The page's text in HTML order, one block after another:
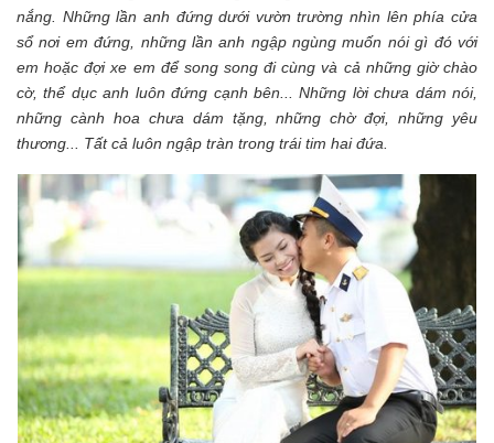
nắng. Những lần anh đứng dưới vườn trường nhìn lên phía cửa
sổ nơi em đứng, những lần anh ngập ngùng muốn nói gì đó với
em hoặc đợi xe em để song song đi cùng và cả những giờ chào
cờ, thể dục anh luôn đứng cạnh bên... Những lời chưa dám nói,
những cành hoa chưa dám tặng, những chờ đợi, những yêu
thương... Tất cả luôn ngập tràn trong trái tim hai đứa.